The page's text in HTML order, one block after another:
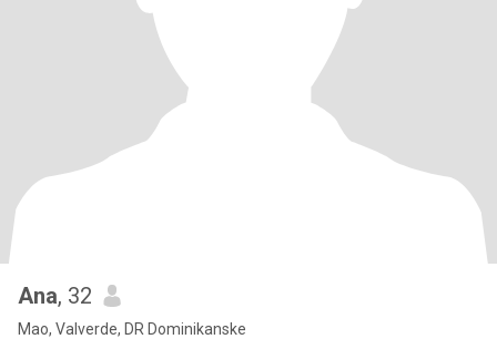
Ana, 32
Mao, Valverde, DR Dominikanske